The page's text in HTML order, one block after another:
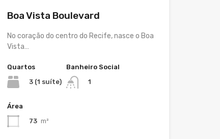
Boa Vista Boulevard
No coração do centro do Recife, nasce o Boa
Vista…
Quartos
3 (1 suíte)
Banheiro Social
1
Área
73 m²